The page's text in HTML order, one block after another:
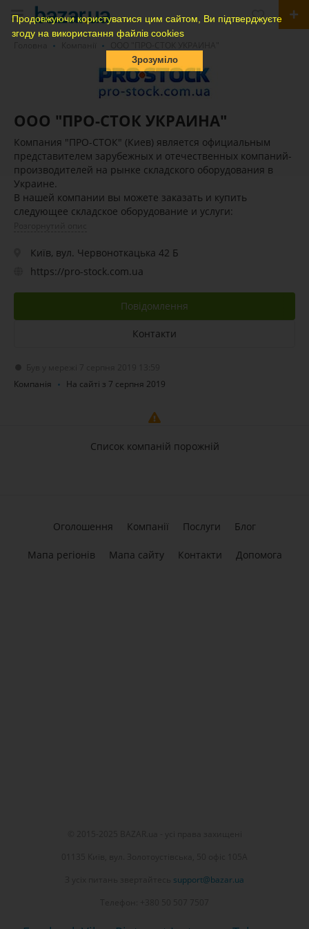
Продовжуючи користуватися цим сайтом, Ви підтверджуєте
згоду на використання файлів cookies
Зрозуміло
ООО "ПРО-СТОК УКРАИНА"
Компания "ПРО-СТОК" (Киев) является официальным
представителем зарубежных и отечественных компаний-
производителей на рынке складского оборудования в
Украине.
В нашей компании вы можете заказать и купить
следующее складское оборудование и услуги:
Київ, вул. Червоноткацька 42 Б
https://pro-stock.com.ua
Повідомлення
Контакти
Компанія
На сайті з 7 серпня 2019
Список компаній порожній
support@bazar.ua
Оголошення Компанії Послуги Блог
Мапа регіонів Мапа сайту Контакти Допомога